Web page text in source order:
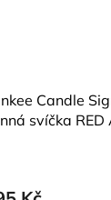
Candle
svíčka RED